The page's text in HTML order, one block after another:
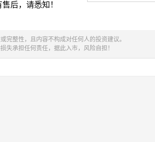
后，请悉知！
完整性，且内容不构成对任何人的投资建议。
失承担任何责任，据此入市，风险自担！